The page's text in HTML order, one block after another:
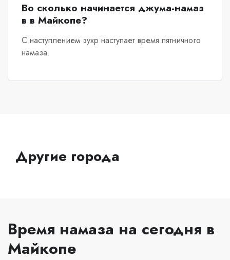
Во сколько начинается джума-намаз
в в Майкопе?
С наступлением зухр наступает время пятничного
намаза.
Другие города
Время намаза на сегодня в
Майкопе